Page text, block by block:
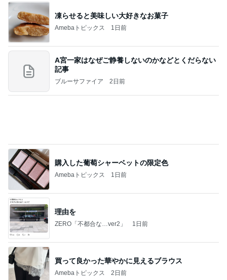
凍らせると美味しい大好きなお菓子
Amebaトピックス 1日前
A宮一家はなぜご静養しないのかなどとくだらない
記事
ブルーサファイア 2日前
購入した葡萄シャーベットの限定色
Amebaトピックス 1日前
理由を
ZERO「不都合な…ver2」 1日前
買って良かった華やかに見えるブラウス
Amebaトピックス 2日前